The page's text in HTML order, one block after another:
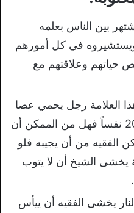
بين الناس بعلمه
ويستشيروه في كل أمورهم
وعلاقتهم مع
العلامة رجل يحمي عصا
ويقول للفقيه لقد قتلت 20 نفساً فهل من الممكن أن
الفقيه من أن يجيبه فلو
الشيخ أن لا يتوب
يخشى الفقيه أن ييأس